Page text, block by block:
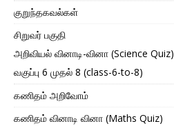
குறுந்தகவல்கள்
சிறுவர் பகுதி
அறிவியல் வினாடி-வினா (Science Quiz)
வகுப்பு 6 முதல் 8 (class-6-to-8)
கணிதம் அறிவோம்
கணிதம் வினாடி வினா (Maths Quiz)